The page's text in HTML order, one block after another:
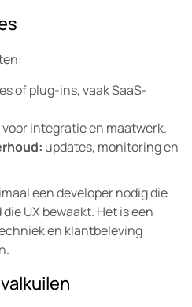
of plug-ins, vaak SaaS-
integratie en maatwerk.
updates, monitoring en
een developer nodig die
UX bewaakt. Het is een
en klantbeleving